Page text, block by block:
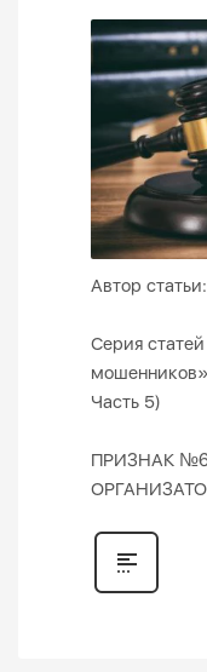
Автор
Серия
Часть 5)
ПРИЗНАК